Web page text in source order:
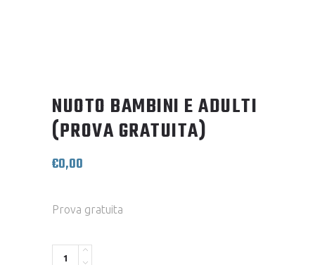
NUOTO BAMBINI E ADULTI
(PROVA GRATUITA)
€0,00
Prova gratuita
Quantity